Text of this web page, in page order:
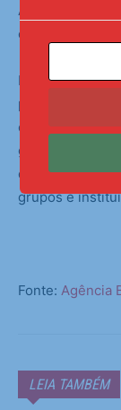
América Latina.
e espanhol.
De acordo com
preparados
gestão,
diagnósticos
grupos e
Fonte: Agência
LEIA TAMBÉM